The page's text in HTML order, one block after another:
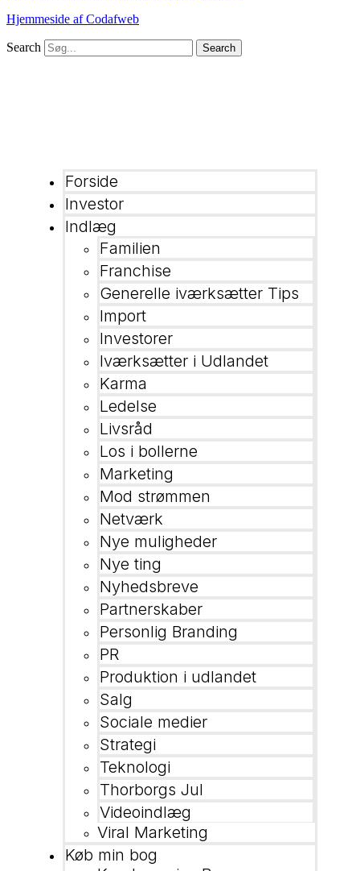
Hjemmeside af Codafweb
Search Search
Forside
Investor
Indlæg
Familien
Franchise
Generelle iværksætter Tips
Import
Investorer
Iværksætter i Udlandet
Karma
Ledelse
Livsråd
Los i bollerne
Marketing
Mod strømmen
Netværk
Nye muligheder
Nye ting
Nyhedsbreve
Partnerskaber
Personlig Branding
PR
Produktion i udlandet
Salg
Sociale medier
Strategi
Teknologi
Thorborgs Jul
Videoindlæg
Viral Marketing
Køb min bog